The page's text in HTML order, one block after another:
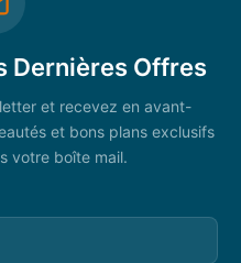
Dernières Offres
et recevez en avant-
et bons plans exclusifs
votre boîte mail.